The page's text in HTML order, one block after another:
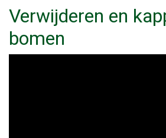
Verwijderen en
bomen